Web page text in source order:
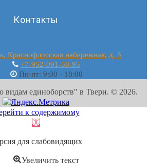
Контакты
Краснофлотская набережная, д. 3
+7-952-091-58-95
Пн-пт: 9:00 - 18:00
единоборств" в Твери. © 2026.
к содержимому
Открыть
инструментов
для слабовидящих
Увеличить текст